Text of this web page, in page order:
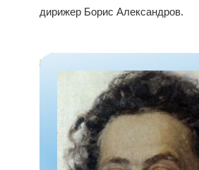
дирижер Борис Александров.